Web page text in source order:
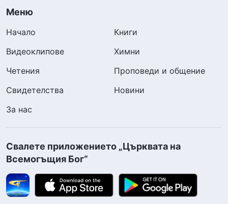
Меню
Начало
Книги
Видеоклипове
Химни
Четения
Проповеди и общение
Свидетелства
Новини
За нас
Свалете приложението „Църквата на
Всемогъщия Бог“